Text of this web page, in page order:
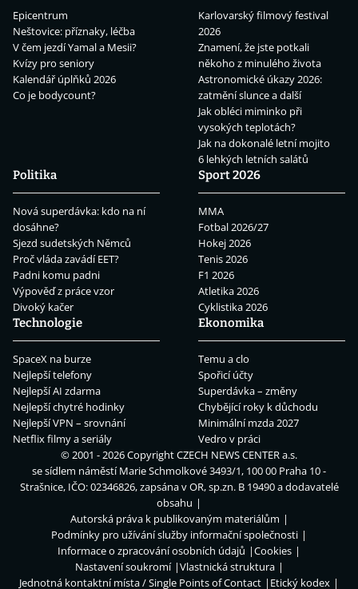
Epicentrum
Neštovice: příznaky, léčba
V čem jezdí Yamal a Mesii?
Kvízy pro seniory
Kalendář úplňků 2026
Co je bodycount?
Karlovarský filmový festival
2026
Znamení, že jste potkali
někoho z minulého života
Astronomické úkazy 2026:
zatmění slunce a další
Jak obléci miminko při
vysokých teplotách?
Jak na dokonalé letní mojito
6 lehkých letních salátů
Politika
Nová superdávka: kdo na ní
dosáhne?
Sjezd sudetských Němců
Proč vláda zavádí EET?
Padni komu padni
Výpověď z práce vzor
Divoký kačer
Sport 2026
MMA
Fotbal 2026/27
Hokej 2026
Tenis 2026
F1 2026
Atletika 2026
Cyklistika 2026
Technologie
SpaceX na burze
Nejlepší telefony
Nejlepší AI zdarma
Nejlepší chytré hodinky
Nejlepší VPN – srovnání
Netflix filmy a seriály
Ekonomika
Temu a clo
Spořicí účty
Superdávka – změny
Chybějící roky k důchodu
Minimální mzda 2027
Vedro v práci
© 2001 - 2026 CopyrightCZECH NEWS CENTER a.s.
se sídlem náměstí Marie Schmolkové 3493/1, 100 00 Praha 10 -
Strašnice, IČO: 02346826, zapsána v OR, sp.zn. B 19490 a dodavatelé
obsahu
Autorská práva k publikovaným materiálům
Podmínky pro užívání služby informační společnosti
Informace o zpracování osobních údajů
Cookies
Nastavení soukromí
Vlastnická struktura
Jednotná kontaktní místa / Single Points of Contact
Etický kodex